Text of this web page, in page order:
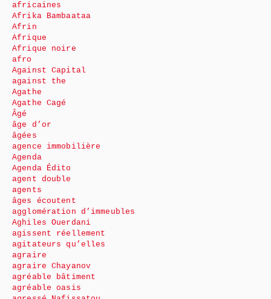
africaines
Afrika Bambaataa
Afrin
Afrique
Afrique noire
afro
Against Capital
against the
Agathe
Agathe Cagé
Âgé
âge d’or
âgées
agence immobilière
Agenda
Agenda Édito
agent double
agents
âges écoutent
agglomération d’immeubles
Aghiles Ouerdani
agissent réellement
agitateurs qu’elles
agraire
agraire Chayanov
agréable bâtiment
agréable oasis